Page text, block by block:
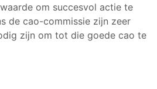
om succesvol actie te
de cao-commissie zijn zeer
zijn om tot die goede cao te